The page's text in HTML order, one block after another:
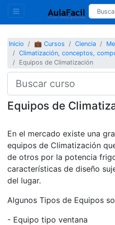
Inicio 💼 Cursos Ciencia
Climatización, conceptos,
Equipos de Climatización
Equipos de
En el mercado existe una
equipos de Climatización
de otros por la potencia
características de diseño
del lugar.
Algunos Tipos de Equipos
- Equipo tipo ventana